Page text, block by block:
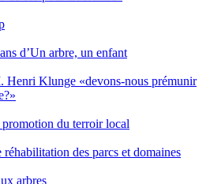
d’Un arbre, un enfant
Henri Klunge «devons-nous prémunir
du terroir local
des parcs et domaines
arbres